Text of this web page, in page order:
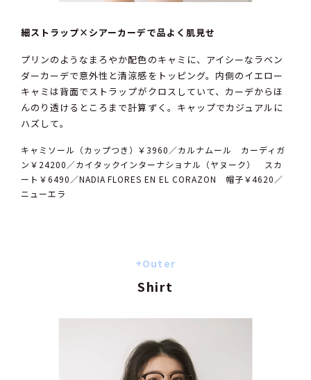
細ストラップ×シアーカーデで品よく肌見せ
プリンのようなまろやか配色のキャミに、アイシーなラベン
ダーカーデで意外性と清涼感をトッピング。内側のイエロー
キャミは背面でストラップがクロスしていて、カーデからほ
んのり透けるところまで計算ずく。キャップでカジュアルに
ハズして。
キャミソール（カップつき）￥3960／カルナムール カーディガ
ン￥24200／カイタックインターナショナル（ヤヌーク） スカ
ート￥6490／NADIA FLORES EN EL CORAZON 帽子￥4620／
ニューエラ
+Outer
Shirt